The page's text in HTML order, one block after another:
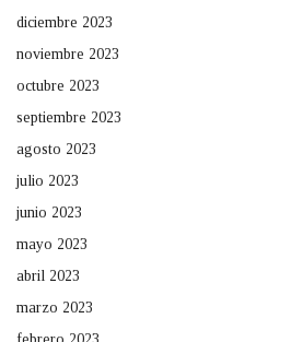
diciembre 2023
noviembre 2023
octubre 2023
septiembre 2023
agosto 2023
julio 2023
junio 2023
mayo 2023
abril 2023
marzo 2023